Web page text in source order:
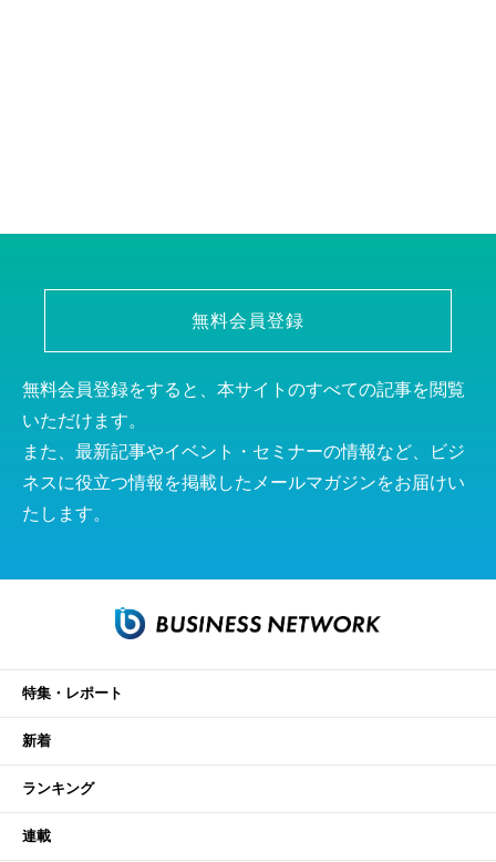
無料会員登録
無料会員登録をすると、本サイトのすべての記事を閲覧
いただけます。
また、最新記事やイベント・セミナーの情報など、ビジ
ネスに役立つ情報を掲載したメールマガジンをお届けい
たします。
特集・レポート
新着
ランキング
連載